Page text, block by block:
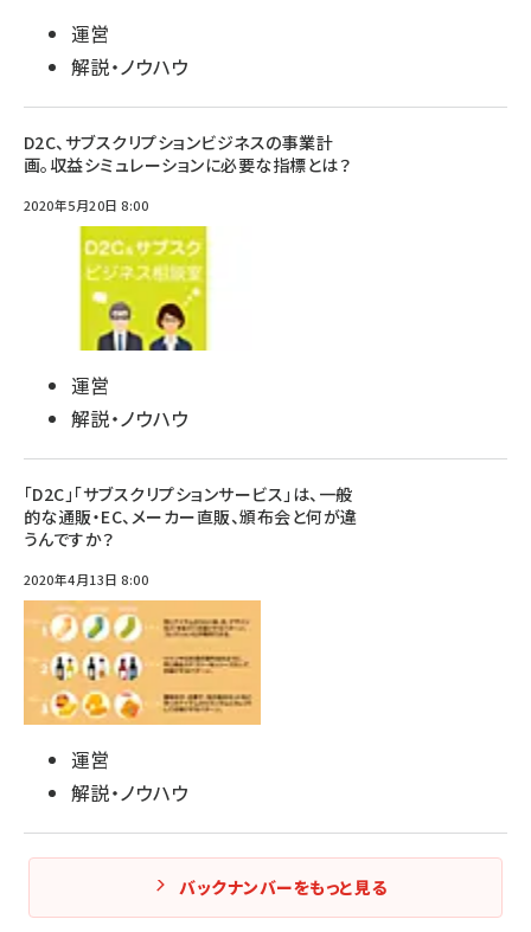
運営
解説・ノウハウ
D2C、サブスクリプションビジネスの事業計
画。収益シミュレーションに必要な指標とは？
2020年5月20日 8:00
運営
解説・ノウハウ
「D2C」「サブスクリプションサービス」は、一般
的な通販・EC、メーカー直販、頒布会と何が違
うんですか？
2020年4月13日 8:00
運営
解説・ノウハウ
バックナンバーをもっと見る